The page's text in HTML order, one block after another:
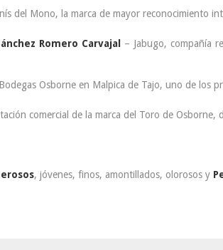
del Mono, la marca de mayor reconocimiento
Romero Carvajal – Jabugo, compañía
Osborne en Malpica de Tajo, uno de los
comercial de la marca del Toro de Osborne,
, jóvenes, finos, amontillados, olorosos y